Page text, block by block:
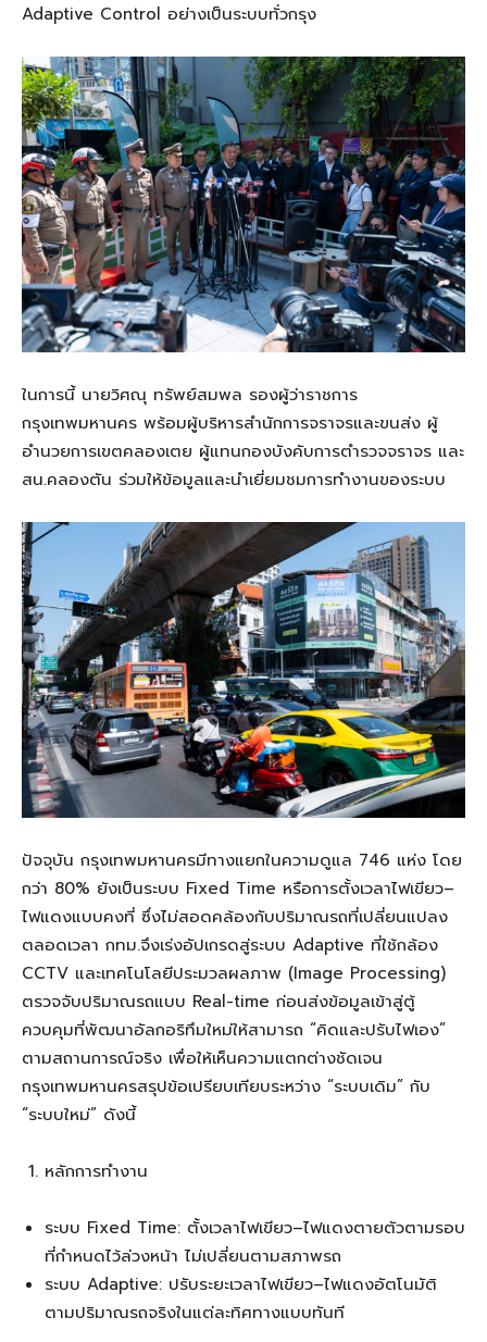
Adaptive Control อย่างเป็นระบบทั่วกรุง
ในการนี้ นายวิศณุ ทรัพย์สมพล รองผู้ว่าราชการ
กรุงเทพมหานคร พร้อมผู้บริหารสำนักการจราจรและขนส่ง ผู้
อำนวยการเขตคลองเตย ผู้แทนกองบังคับการตำรวจจราจร และ
สน.คลองตัน ร่วมให้ข้อมูลและนำเยี่ยมชมการทำงานของระบบ
ปัจจุบัน กรุงเทพมหานครมีทางแยกในความดูแล 746 แห่ง โดย
กว่า 80% ยังเป็นระบบ Fixed Time หรือการตั้งเวลาไฟเขียว–
ไฟแดงแบบคงที่ ซึ่งไม่สอดคล้องกับปริมาณรถที่เปลี่ยนแปลง
ตลอดเวลา กทม.จึงเร่งอัปเกรดสู่ระบบ Adaptive ที่ใช้กล้อง
CCTV และเทคโนโลยีประมวลผลภาพ (Image Processing)
ตรวจจับปริมาณรถแบบ Real-time ก่อนส่งข้อมูลเข้าสู่ตู้
ควบคุมที่พัฒนาอัลกอริทึมใหม่ให้สามารถ “คิดและปรับไฟเอง”
ตามสถานการณ์จริง เพื่อให้เห็นความแตกต่างชัดเจน
กรุงเทพมหานครสรุปข้อเปรียบเทียบระหว่าง “ระบบเดิม” กับ
“ระบบใหม่” ดังนี้
หลักการทำงาน
ระบบ Fixed Time: ตั้งเวลาไฟเขียว–ไฟแดงตายตัวตามรอบ
ที่กำหนดไว้ล่วงหน้า ไม่เปลี่ยนตามสภาพรถ
ระบบ Adaptive: ปรับระยะเวลาไฟเขียว–ไฟแดงอัตโนมัติ
ตามปริมาณรถจริงในแต่ละทิศทางแบบทันที